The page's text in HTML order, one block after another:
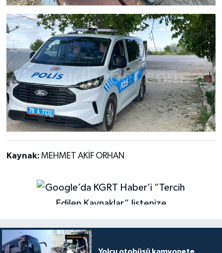
Kaynak: MEHMET AKİF ORHAN